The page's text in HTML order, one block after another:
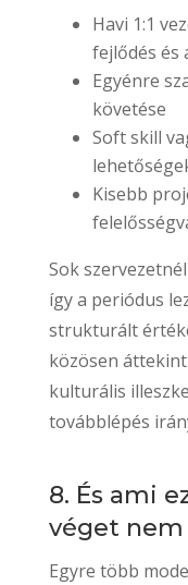
Havi 1:1
fejlődés és
Egyénre
követése
Soft skill
Kisebb
Sok
így a periódus
strukturált
közösen
kulturális
továbblépés
8. És ami
véget nem
Egyre több